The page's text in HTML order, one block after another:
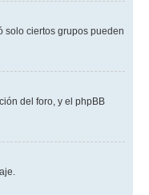
solo ciertos grupos pueden
del foro, y el phpBB